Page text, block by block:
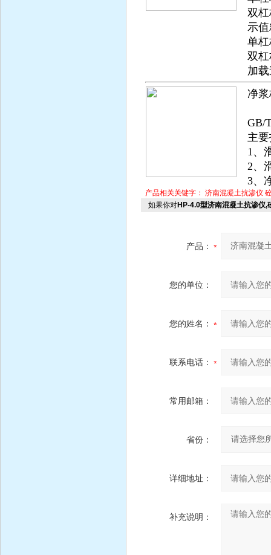
双杠
示
单
双
加
净
GB/
主
1、
2、
3、
产品相关关键字： 济南混凝土抗渗仪
如果你对HP-4.0型济南混凝土抗渗仪,
产品：
您的单位：
您的姓名：
联系电话：
常用邮箱：
省份：
详细地址：
补充说明：